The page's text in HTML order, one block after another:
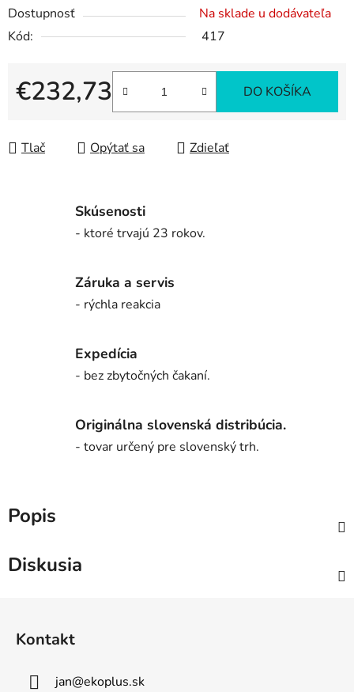
Dostupnosť
Na sklade u dodávateľa
Kód:
417
€232,73 DO KOŠÍKA
Tlač Opýtať sa Zdieľať
Skúsenosti
- ktoré trvajú 23 rokov.
Záruka a servis
- rýchla reakcia
Expedícia
- bez zbytočných čakaní.
Originálna slovenská distribúcia.
- tovar určený pre slovenský trh.
Popis
Diskusia
Kontakt
jan@ekoplus.sk